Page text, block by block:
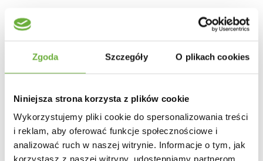
Zgoda Szczegóły O plikach cookies
Niniejsza strona korzysta z plików cookie
Wykorzystujemy pliki cookie do spersonalizowania treści
i reklam, aby oferować funkcje społecznościowe i
analizować ruch w naszej witrynie. Informacje o tym, jak
korzystasz z naszej witryny, udostępniamy partnerom